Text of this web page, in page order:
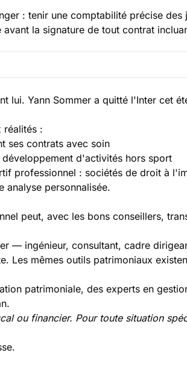
: tenir une comptabilité précise des
la signature de tout contrat
lui. Yann Sommer a quitté l'Inter cet
réalités :
ses contrats avec soin
d'activités hors sport
professionnel : sociétés de droit à
analyse personnalisée.
peut, avec les bons conseillers,
— ingénieur, consultant, cadre
Les mêmes outils patrimoniaux
patrimoniale, des experts en
ou financier. Pour toute situation